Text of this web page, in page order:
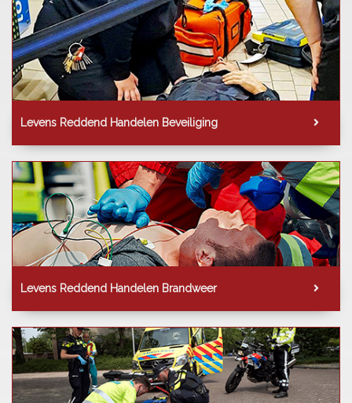
Levens Reddend Handelen Beveiliging
Levens Reddend Handelen Brandweer